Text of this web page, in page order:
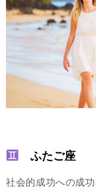
ふたご座
社会的成功への成